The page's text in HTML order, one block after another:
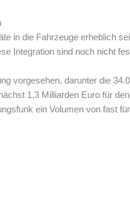
in die Fahrzeuge erheblich
Integration sind noch nicht
vorgesehen, darunter die
1,3 Milliarden Euro für
ein Volumen von fast